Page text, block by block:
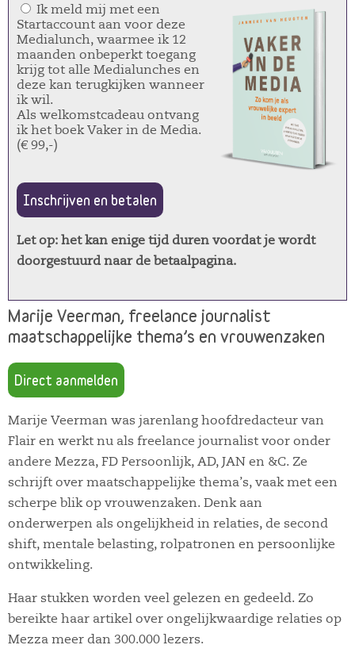
Ik meld mij met een
Startaccount aan voor deze
Medialunch, waarmee ik 12
maanden onbeperkt toegang
krijg tot alle Medialunches en
deze kan terugkijken wanneer
ik wil.
Als welkomstcadeau ontvang
ik het boek Vaker in de Media.
(€ 99,-)
Inschrijven en betalen
Let op: het kan enige tijd duren voordat je wordt
doorgestuurd naar de betaalpagina.
Marije Veerman, freelance journalist
maatschappelijke thema’s en vrouwenzaken
Direct aanmelden
Marije Veerman was jarenlang hoofdredacteur van
Flair en werkt nu als freelance journalist voor onder
andere Mezza, FD Persoonlijk, AD, JAN en &C. Ze
schrijft over maatschappelijke thema’s, vaak met een
scherpe blik op vrouwenzaken. Denk aan
onderwerpen als ongelijkheid in relaties, de second
shift, mentale belasting, rolpatronen en persoonlijke
ontwikkeling.
Haar stukken worden veel gelezen en gedeeld. Zo
bereikte haar artikel over ongelijkwaardige relaties op
Mezza meer dan 300.000 lezers.